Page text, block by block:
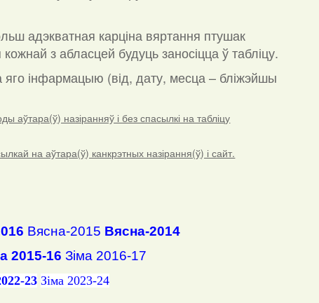
адэкватная карціна вяртання птушак
з абласцей будуць заносіцца ў табліцу.
яго інфармацыю (від, дату, месца – бліжэйшы
аўтара(ў) назіранняў і без спасылкі на табліцу
на аўтара(ў) канкрэтных назірання(ў) і сайт.
Вясна-2015 Вясна-2014
2015-16 Зіма 2016-17
23 Зіма 2023-24